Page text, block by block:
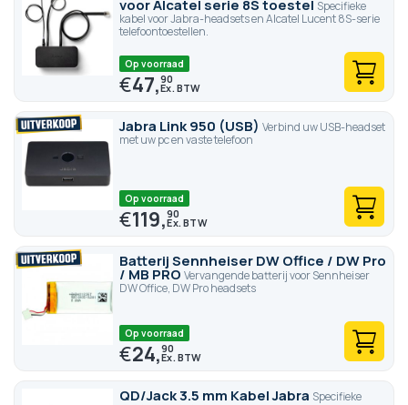
voor Alcatel serie 8S toestel Specifieke
kabel voor Jabra-headsets en Alcatel Lucent 8S-serie
telefoontoestellen.
Op voorraad
€47,90
Jabra Link 950 (USB) Verbind uw USB-headset
met uw pc en vaste telefoon
Op voorraad
€119,90
Batterij Sennheiser DW Office / DW Pro
/ MB PRO Vervangende batterij voor Sennheiser
DW Office, DW Pro headsets
Op voorraad
€24,90
QD/Jack 3.5 mm Kabel Jabra Specifieke